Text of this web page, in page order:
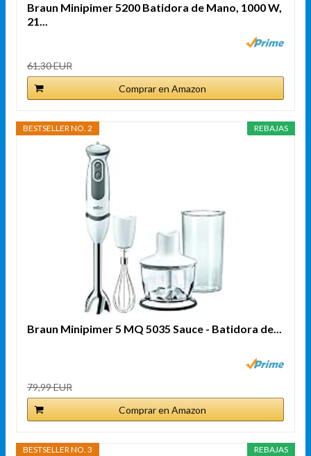
Braun Minipimer 5200 Batidora de Mano, 1000 W,
21...
61,30 EUR
Comprar en Amazon
REBAJAS
BESTSELLER NO. 2
Braun Minipimer 5 MQ 5035 Sauce - Batidora de...
79,99 EUR
Comprar en Amazon
REBAJAS
BESTSELLER NO. 3